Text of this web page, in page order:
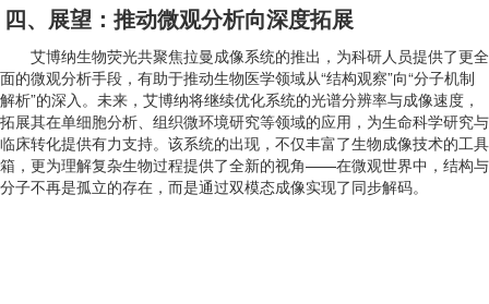
四、展望：推动微观分析向深度拓展
艾博纳生物荧光共聚焦拉曼成像系统的推出，为科研人员提供了更全
面的微观分析手段，有助于推动生物医学领域从“结构观察”向“分子机制
解析”的深入。未来，艾博纳将继续优化系统的光谱分辨率与成像速度，
拓展其在单细胞分析、组织微环境研究等领域的应用，为生命科学研究与
临床转化提供有力支持。该系统的出现，不仅丰富了生物成像技术的工具
箱，更为理解复杂生物过程提供了全新的视角——在微观世界中，结构与
分子不再是孤立的存在，而是通过双模态成像实现了同步解码。